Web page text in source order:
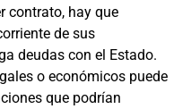
contrato, hay que
de sus
deudas con el Estado.
o económicos puede
que podrían